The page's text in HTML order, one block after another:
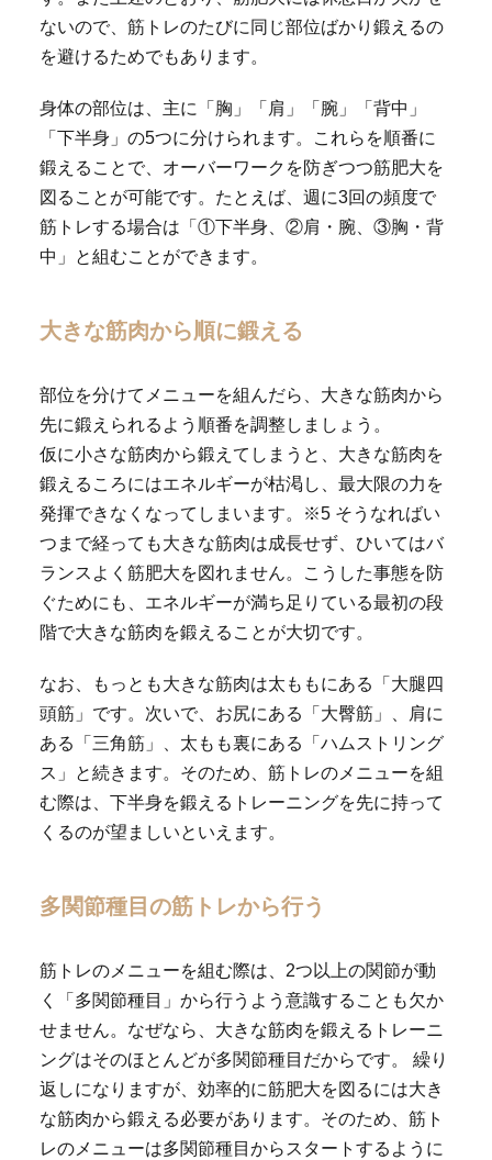
ないので、筋トレのたびに同じ部位ばかり鍛えるの
を避けるためでもあります。
身体の部位は、主に「胸」「肩」「腕」「背中」
「下半身」の5つに分けられます。これらを順番に
鍛えることで、オーバーワークを防ぎつつ筋肥大を
図ることが可能です。たとえば、週に3回の頻度で
筋トレする場合は「①下半身、②肩・腕、③胸・背
中」と組むことができます。
大きな筋肉から順に鍛える
部位を分けてメニューを組んだら、大きな筋肉から
先に鍛えられるよう順番を調整しましょう。
仮に小さな筋肉から鍛えてしまうと、大きな筋肉を
鍛えるころにはエネルギーが枯渇し、最大限の力を
発揮できなくなってしまいます。※5 そうなればい
つまで経っても大きな筋肉は成長せず、ひいてはバ
ランスよく筋肥大を図れません。こうした事態を防
ぐためにも、エネルギーが満ち足りている最初の段
階で大きな筋肉を鍛えることが大切です。
なお、もっとも大きな筋肉は太ももにある「大腿四
頭筋」です。次いで、お尻にある「大臀筋」、肩に
ある「三角筋」、太もも裏にある「ハムストリング
ス」と続きます。そのため、筋トレのメニューを組
む際は、下半身を鍛えるトレーニングを先に持って
くるのが望ましいといえます。
多関節種目の筋トレから行う
筋トレのメニューを組む際は、2つ以上の関節が動
く「多関節種目」から行うよう意識することも欠か
せません。なぜなら、大きな筋肉を鍛えるトレーニ
ングはそのほとんどが多関節種目だからです。 繰り
返しになりますが、効率的に筋肥大を図るには大き
な筋肉から鍛える必要があります。そのため、筋ト
レのメニューは多関節種目からスタートするように